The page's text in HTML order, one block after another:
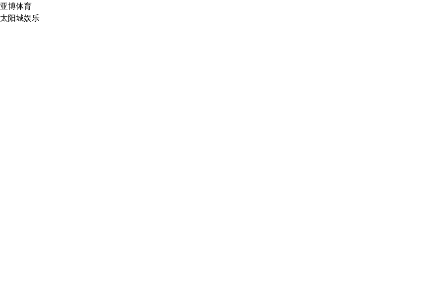
亚博体育
太阳城娱乐